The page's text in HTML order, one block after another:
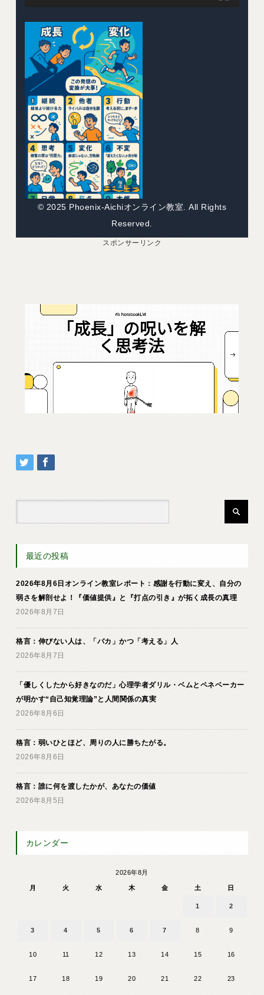
© 2025 Phoenix-Aichiオンライン教室. All Rights
Reserved.
スポンサーリンク
最近の投稿
2026年8月6日オンライン教室レポート：感謝を行動に変え、自分の
弱さを解剖せよ！『価値提供』と『打点の引き』が拓く成長の真理
2026年8月7日
格言：伸びない人は、「バカ」かつ「考える」人
2026年8月7日
「優しくしたから好きなのだ」心理学者ダリル・ベムとペネベーカー
が明かす“自己知覚理論”と人間関係の真実
2026年8月6日
格言：弱いひとほど、周りの人に勝ちたがる。
2026年8月6日
格言：誰に何を渡したかが、あなたの価値
2026年8月5日
カレンダー
2026年8月
月 火 水 木 金 土 日
1 2
3 4 5 6 7 8 9
10 11 12 13 14 15 16
17 18 19 20 21 22 23